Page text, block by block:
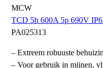
TCD 5h 600A 5p 690V
PA025313
– Extreem robuuste
– Voor gebruik in mijnen,